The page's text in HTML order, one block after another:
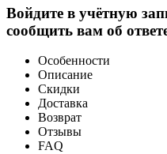
Войдите в учётную
сообщить вам об
Особенности
Описание
Скидки
Доставка
Возврат
Отзывы
FAQ